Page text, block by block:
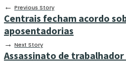
← Previous Story
Centrais fecham acordo
aposentadorias
→ Next Story
Assassinato de trabalhador